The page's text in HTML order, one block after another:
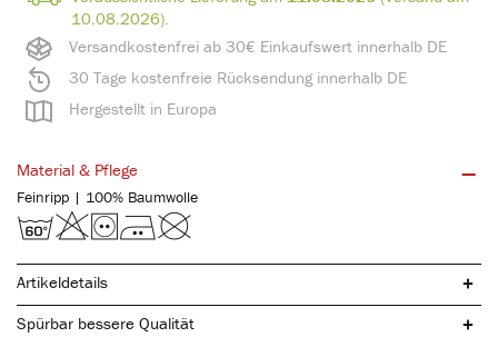
Versandkostenfrei ab 30€ Einkaufswert innerhalb DE
30 Tage kostenfreie Rücksendung innerhalb DE
Hergestellt in Europa
10.08.2026).
Material & Pflege
Feinripp | 100% Baumwolle
Artikeldetails
Spürbar bessere Qualität